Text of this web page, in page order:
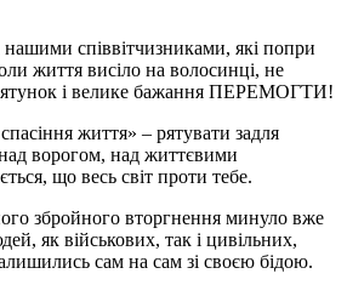
нашими співвітчизниками, які попри
життя висіло на волосинці, не
і велике бажання ПЕРЕМОГТИ!
життя» – рятувати задля
ворогом, над життєвими
що весь світ проти тебе.
збройного вторгнення минуло вже
як військових, так і цивільних,
сам на сам зі своєю бідою.